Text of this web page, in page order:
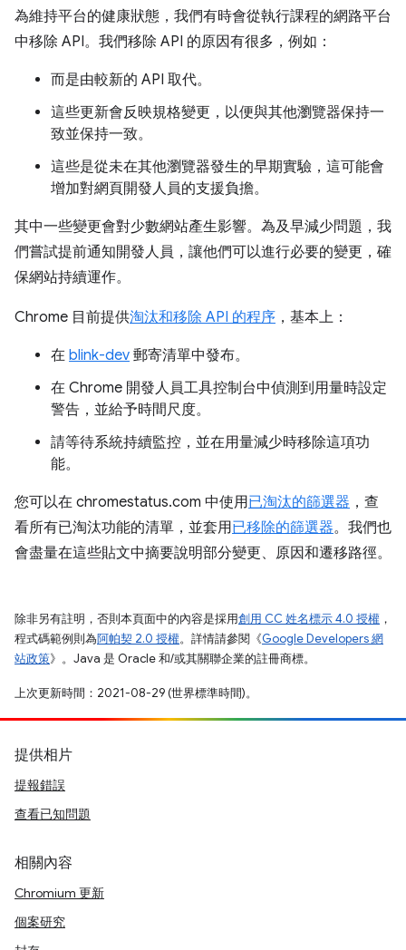
為維持平台的健康狀態，我們有時會從執行課程的網路平台
中移除 API。我們移除 API 的原因有很多，例如：
而是由較新的 API 取代。
這些更新會反映規格變更，以便與其他瀏覽器保持一
致並保持一致。
這些是從未在其他瀏覽器發生的早期實驗，這可能會
增加對網頁開發人員的支援負擔。
其中一些變更會對少數網站產生影響。為及早減少問題，我
們嘗試提前通知開發人員，讓他們可以進行必要的變更，確
保網站持續運作。
Chrome 目前提供淘汰和移除 API 的程序 ，基本上：
在 blink-dev 郵寄清單中發布。
在 Chrome 開發人員工具控制台中偵測到用量時設定
警告，並給予時間尺度。
請等待系統持續監控，並在用量減少時移除這項功
能。
您可以在 chromestatus.com 中使用已淘汰的篩選器 ，查
看所有已淘汰功能的清單，並套用已移除的篩選器。我們也
會盡量在這些貼文中摘要說明部分變更、原因和遷移路徑。
除非另有註明，否則本頁面中的內容是採用創用 CC 姓名標示 4.0 授權 ，
程式碼範例則為阿帕契 2.0 授權。詳情請參閱《Google Developers 網
站政策》。Java 是 Oracle 和/或其關聯企業的註冊商標。
上次更新時間：2021-08-29 (世界標準時間)。
提供相片
提報錯誤
查看已知問題
相關內容
Chromium 更新
個案研究